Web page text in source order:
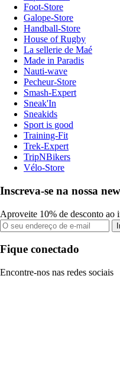
Foot-Store
Galope-Store
Handball-Store
House of Rugby
La sellerie de Maé
Made in Paradis
Nauti-wave
Pecheur-Store
Smash-Expert
Sneak'In
Sneakids
Sport is good
Training-Fit
Trek-Expert
TripNBikers
Vélo-Store
Inscreva-se na nossa
Aproveite 10% de desconto ao
Fique conectado
Encontre-nos nas redes sociais